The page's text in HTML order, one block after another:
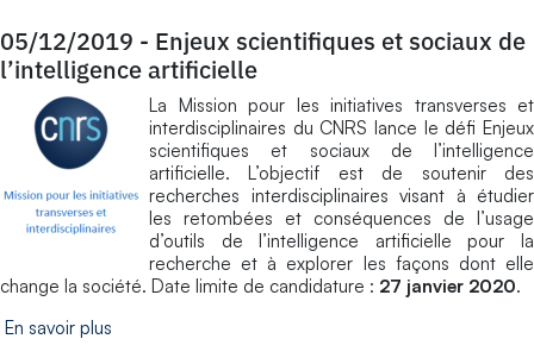
05/12/2019 - Enjeux scientifiques et sociaux de
l’intelligence artificielle
La Mission pour les initiatives transverses et
interdisciplinaires du CNRS lance le défi Enjeux
scientifiques et sociaux de l’intelligence
artificielle. L’objectif est de soutenir des
recherches interdisciplinaires visant à étudier
les retombées et conséquences de l’usage
d’outils de l’intelligence artificielle pour la
recherche et à explorer les façons dont elle
change la société. Date limite de candidature : 27 janvier 2020.
En savoir plus